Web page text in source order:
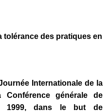
tolérance des pratiques en
Internationale de la
Conférence générale de
1999, dans le but de